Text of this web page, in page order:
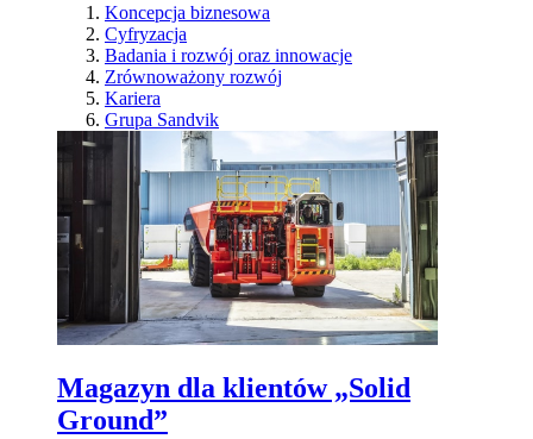
Koncepcja biznesowa
Cyfryzacja
Badania i rozwój oraz innowacje
Zrównoważony rozwój
Kariera
Grupa Sandvik
Magazyn dla klientów „Solid
Ground”